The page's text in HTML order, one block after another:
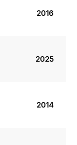
2016
2025
2014